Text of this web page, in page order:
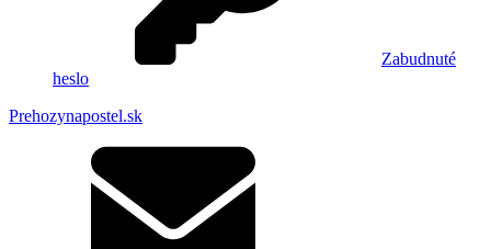
Zabudnuté
heslo
Prehozynapostel.sk